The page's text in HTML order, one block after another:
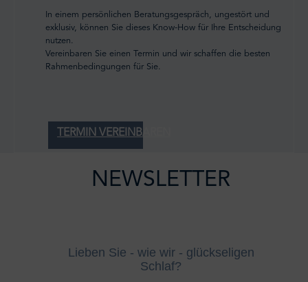
In einem persönlichen Beratungsgespräch, ungestört und
exklusiv, können Sie dieses Know-How für Ihre Entscheidung
nutzen.
Vereinbaren Sie einen Termin und wir schaffen die besten
Rahmenbedingungen für Sie.
TERMIN VEREINBAREN
NEWSLETTER
Lieben Sie - wie wir - glückseligen
Schlaf?